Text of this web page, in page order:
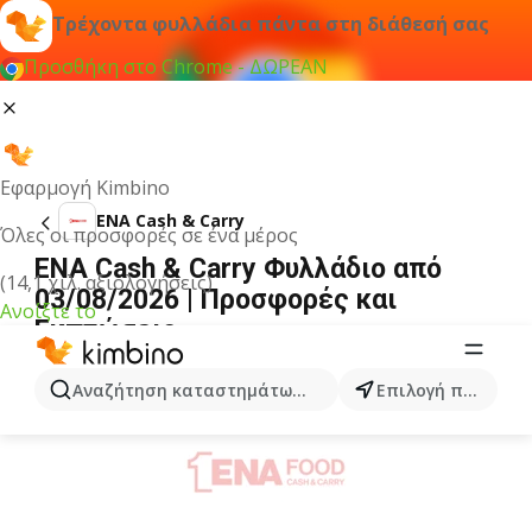
Τρέχοντα φυλλάδια πάντα στη διάθεσή σας
Προσθήκη στο Chrome - ΔΩΡΕΑΝ
Εφαρμογή Kimbino
Όλες οι προσφορές σε ένα μέρος
(14,1 χιλ. αξιολογήσεις)
Ανοίξτε το
Αναζήτηση καταστημάτων, κατηγοριών, προϊόντων...
Επιλογή πόλης
ENA Cash & Carry
ENA Cash & Carry Φυλλάδιο από
03/08/2026 | Προσφορές και
Εκπτώσεις